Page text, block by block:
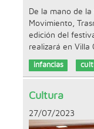
De la mano de
Movimiento,
edición del
realizará en Villa
infancias
Cultura
27/07/2023